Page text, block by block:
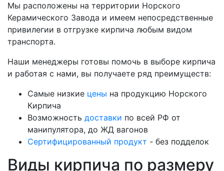
Мы расположены на территории Норского
Керамического Завода и имеем непосредственные
привилегии в отгрузке кирпича любым видом
транспорта.
Наши менеджеры готовы помочь в выборе кирпича
и работая с нами, вы получаете ряд преимуществ:
Самые низкие цены на продукцию Норского
Кирпича
Возможность доставки по всей РФ от
манипулятора, до ЖД вагонов
Сертифицированный продукт - без подделок
Виды кирпича по размеру